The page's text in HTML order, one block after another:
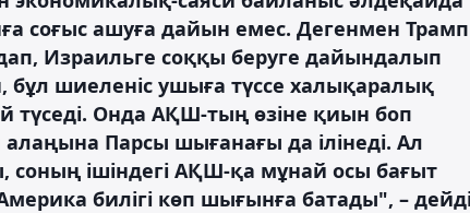
соғыс ашуға дайын емес. Дегенмен Трамп
Израильге соққы беруге дайындалып
шиеленіс ушыға түссе халықаралық
түседі. Онда АҚШ-тың өзіне қиын боп
Парсы шығанағы да ілінеді. Ал
соның ішіндегі АҚШ-қа мұнай осы бағыт
билігі көп шығынға батады", –